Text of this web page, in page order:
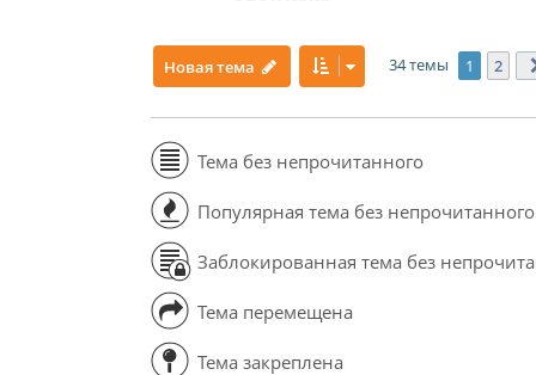
Новая тема 34 темы 1 2
Тема без непрочитанного
Популярная тема без непрочитанного
Заблокированная тема без
Тема перемещена
Тема закреплена